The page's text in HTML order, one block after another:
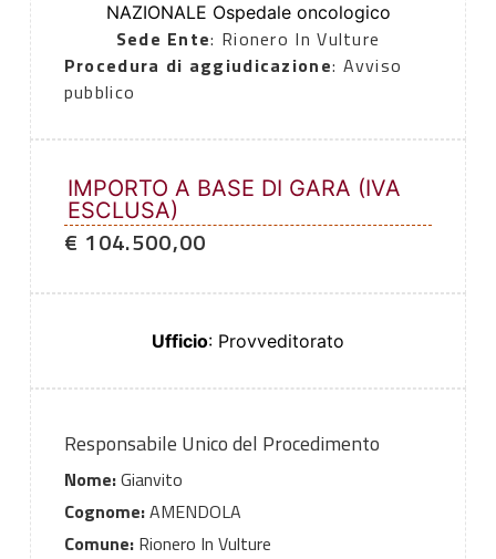
NAZIONALE Ospedale oncologico
Sede Ente: Rionero In Vulture
Procedura di aggiudicazione: Avviso
pubblico
IMPORTO A BASE DI GARA (IVA
ESCLUSA)
€ 104.500,00
Ufficio: Provveditorato
Responsabile Unico del Procedimento
Nome:Gianvito
Cognome:AMENDOLA
Comune:Rionero In Vulture